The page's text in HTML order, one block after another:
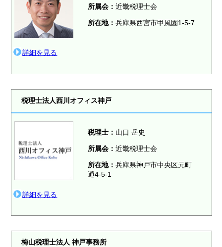
詳細を見る
所属会：近畿税理士会
所在地：兵庫県西宮市甲風園1-5-7
税理士法人西川オフィス神戸
詳細を見る
税理士 ： 山口 岳史
所属会：近畿税理士会
所在地：兵庫県神戸市中央区元町
通4-5-1
梅山税理士法人 神戸事務所